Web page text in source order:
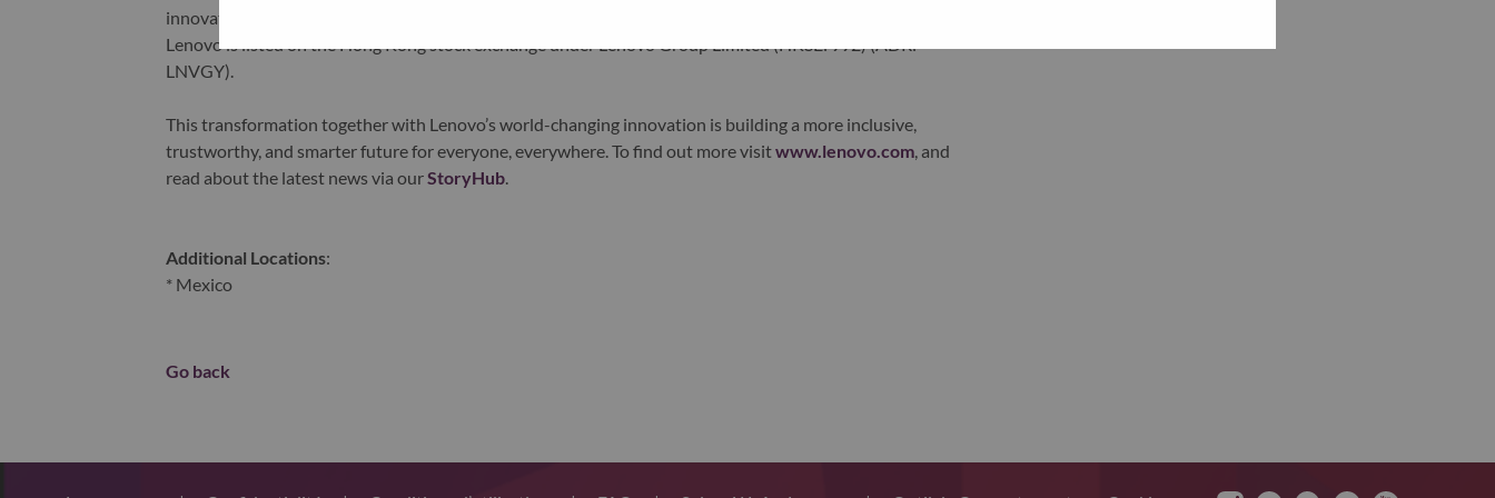
innovation is building a more equitable, trustworthy, and smarter future for everyone, everywhere.
Lenovo is listed on the Hong Kong stock exchange under Lenovo Group Limited (HKSE: 992) (ADR:
LNVGY).
This transformation together with Lenovo’s world-changing innovation is building a more inclusive,
trustworthy, and smarter future for everyone, everywhere. To find out more visitwww.lenovo.com, and
read about the latest news via our StoryHub.
Additional Locations:
* Mexico
Go back